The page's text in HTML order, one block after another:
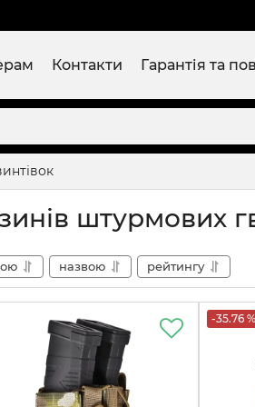
Контакти Гарантія та
штурмових
назвою рейтингу
-35.76 %